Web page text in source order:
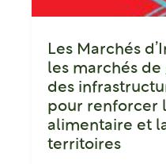
Les Marchés
les marchés de
des
pour renforcer
alimentaire et
territoires